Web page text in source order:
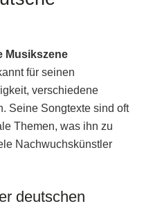
Musikszene
für seinen
verschiedene
Seine Songtexte sind oft
Themen, was ihn zu
Nachwuchskünstler
deutschen